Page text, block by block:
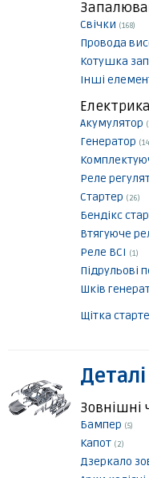
Свічки (168)
Провода
Котушка
Інші
Електрика
Акумулятор
Генератор
Реле
Стартер (26)
Бендікс
Втягуюче
Реле ВСІ (1)
Підрульові
Шків
Щітка
Зовнішні
Бампер (5)
Капот (2)
Дзеркало